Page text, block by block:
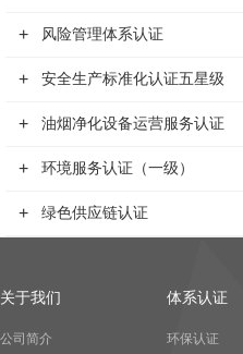
+ 风险管理体系认证
+ 安全生产标准化认证五星级
+ 油烟净化设备运营服务认证
+ 环境服务认证（一级）
+ 绿色供应链认证
关于我们
公司简介
体系认证
环保认证